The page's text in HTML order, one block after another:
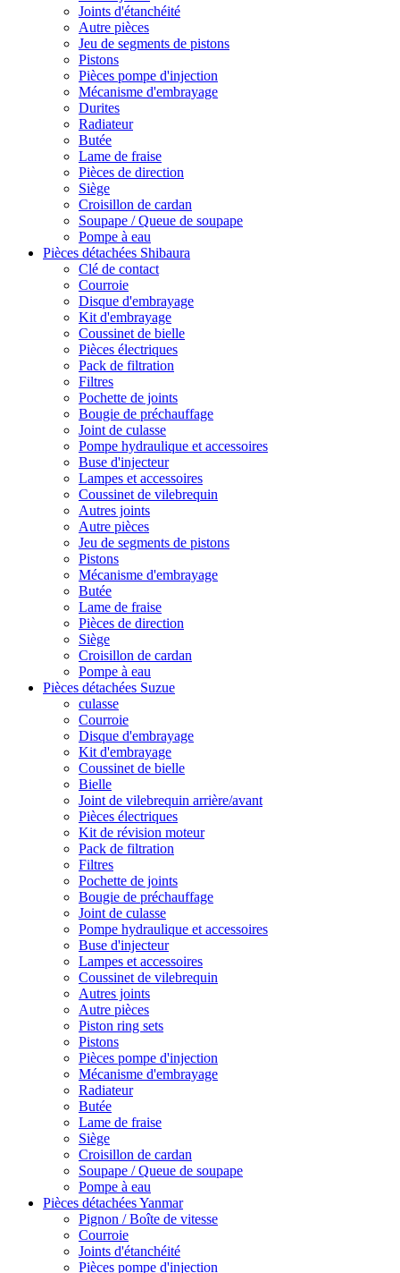
Joints d'étanchéité
Autre pièces
Jeu de segments de pistons
Pistons
Pièces pompe d'injection
Mécanisme d'embrayage
Durites
Radiateur
Butée
Lame de fraise
Pièces de direction
Siège
Croisillon de cardan
Soupape / Queue de soupape
Pompe à eau
Pièces détachées Shibaura
Clé de contact
Courroie
Disque d'embrayage
Kit d'embrayage
Coussinet de bielle
Pièces électriques
Pack de filtration
Filtres
Pochette de joints
Bougie de préchauffage
Joint de culasse
Pompe hydraulique et accessoires
Buse d'injecteur
Lampes et accessoires
Coussinet de vilebrequin
Autres joints
Autre pièces
Jeu de segments de pistons
Pistons
Mécanisme d'embrayage
Butée
Lame de fraise
Pièces de direction
Siège
Croisillon de cardan
Pompe à eau
Pièces détachées Suzue
culasse
Courroie
Disque d'embrayage
Kit d'embrayage
Coussinet de bielle
Bielle
Joint de vilebrequin arrière/avant
Pièces électriques
Kit de révision moteur
Pack de filtration
Filtres
Pochette de joints
Bougie de préchauffage
Joint de culasse
Pompe hydraulique et accessoires
Buse d'injecteur
Lampes et accessoires
Coussinet de vilebrequin
Autres joints
Autre pièces
Piston ring sets
Pistons
Pièces pompe d'injection
Mécanisme d'embrayage
Radiateur
Butée
Lame de fraise
Siège
Croisillon de cardan
Soupape / Queue de soupape
Pompe à eau
Pièces détachées Yanmar
Pignon / Boîte de vitesse
Courroie
Joints d'étanchéité
Pièces pompe d'injection